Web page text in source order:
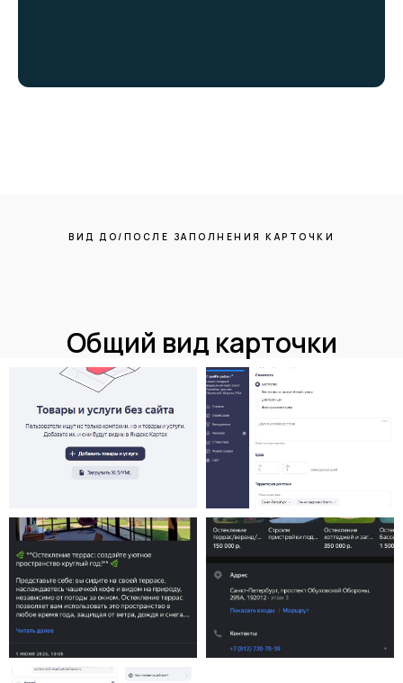
ВИД ДО/ПОСЛЕ ЗАПОЛНЕНИЯ КАРТОЧКИ
Общий вид карточки